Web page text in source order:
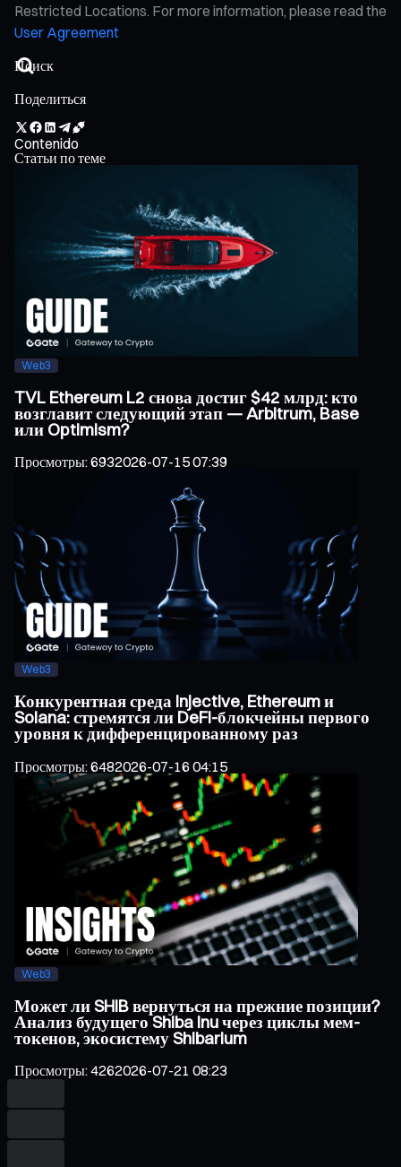
Restricted Locations. For more information, please read the
User Agreement
Поделиться
Contenido
Статьи по теме
Web3
TVL Ethereum L2 снова достиг $42 млрд: кто
возглавит следующий этап — Arbitrum, Base
или Optimism?
Просмотры:6932026-07-15 07:39
Web3
Конкурентная среда Injective, Ethereum и
Solana: стремятся ли DeFi-блокчейны первого
уровня к дифференцированному раз
Просмотры:6482026-07-16 04:15
Web3
Может ли SHIB вернуться на прежние позиции?
Анализ будущего Shiba Inu через циклы мем-
токенов, экосистему Shibarium
Просмотры:4262026-07-21 08:23